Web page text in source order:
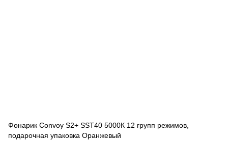
Фонарик Convoy S2+ SST40 5000К 12 групп режимов,
подарочная упаковка Оранжевый